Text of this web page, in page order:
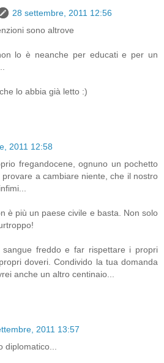
28 settembre, 2011 12:56
sono altrove
lo è neanche per educati e per un
lo abbia già letto :)
2011 12:58
fregandocene, ognuno un pochetto
a cambiare niente, che il nostro
è più un paese civile e basta. Non solo
sangue freddo e far rispettare i propri
doveri. Condivido la tua domanda
anche un altro centinaio...
2011 13:57